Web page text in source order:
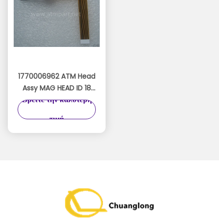
1770006962 ATM Head
Assy MAG HEAD ID 18
01770006962 Wincor
Βρείτε την καλύτερη
τιμή